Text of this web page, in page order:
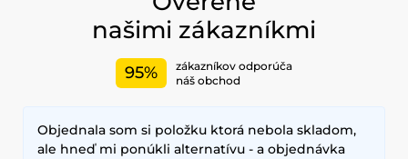
našimi zákazníkmi
95%
zákazníkov odporúča
náš obchod
Objednala som si položku ktorá nebola skladom,
ale hneď mi ponúkli alternatívu - a objednávka